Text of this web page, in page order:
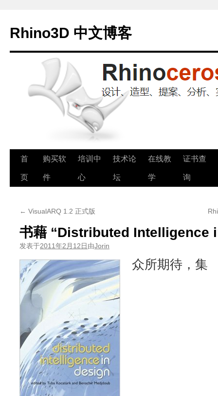
Rhino3D 中文博客
跳
至
首
页
购买软
件
培训中
心
技术论
坛
在线教
学
证书查
询
← VisualARQ 1.2 正式版
书藉 “Distributed Intelligence
发表于2011年2月12日由Jorin
众所期待，集